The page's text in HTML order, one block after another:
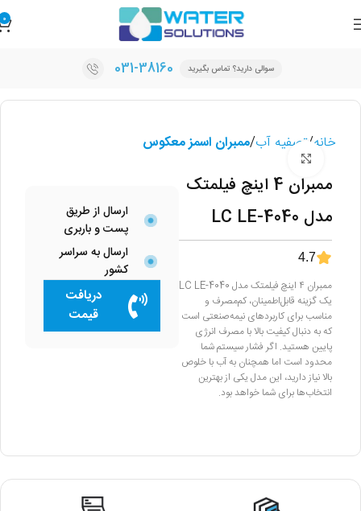
0
سوالی دارید؟ تماس بگیرید 031-38160
خانه تصفیه آب ممبران اسمز معکوس
ارسال از طریق
پست و باربری
ارسال به سراسر
کشور
دریافت
قیمت
ممبران 4 اینچ فیلمتک
مدل LC LE-4040
4.7
ممبران ۴ اینچ فیلمتک مدل LC LE-4040
یک گزینه قابل‌اطمینان، کم‌مصرف و
مناسب برای کاربردهای نیمه‌صنعتی است
که به دنبال کیفیت بالا با مصرف انرژی
پایین هستید. اگر فشار سیستم شما
محدود است اما همچنان به آب با خلوص
بالا نیاز دارید، این مدل یکی از بهترین
انتخاب‌ها برای شما خواهد بود.